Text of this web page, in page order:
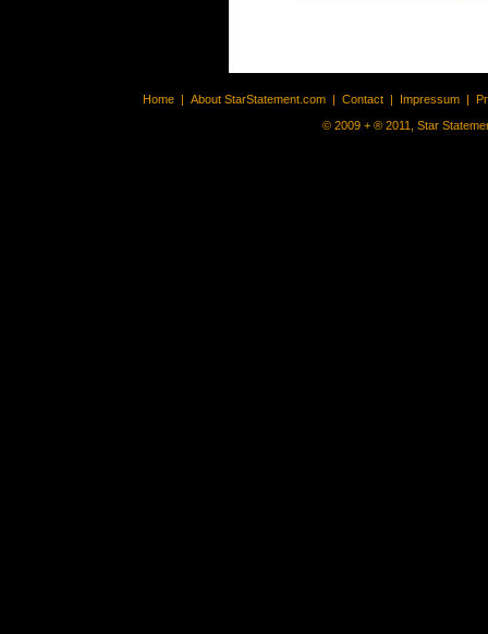
Home | About StarStatement.com | Contact | Impressum |
© 2009 + ® 2011, Star